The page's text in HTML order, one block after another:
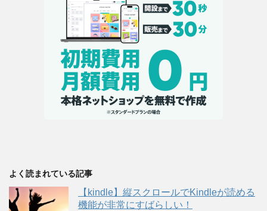
よく読まれている記事
【kindle】縦スクロールでKindleが読める
機能が非常にすばらしい！